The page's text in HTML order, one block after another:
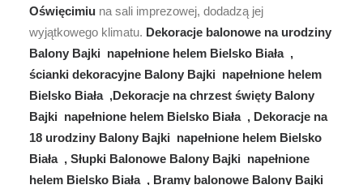
Oświęcimiu na sali imprezowej, dodadzą jej
wyjątkowego klimatu. Dekoracje balonowe na urodziny
Balony Bajki napełnione helem Bielsko Biała ,
ścianki dekoracyjne Balony Bajki napełnione helem
Bielsko Biała ,Dekoracje na chrzest święty Balony
Bajki napełnione helem Bielsko Biała , Dekoracje na
18 urodziny Balony Bajki napełnione helem Bielsko
Biała , Słupki Balonowe Balony Bajki napełnione
helem Bielsko Biała , Bramy balonowe Balony Bajki